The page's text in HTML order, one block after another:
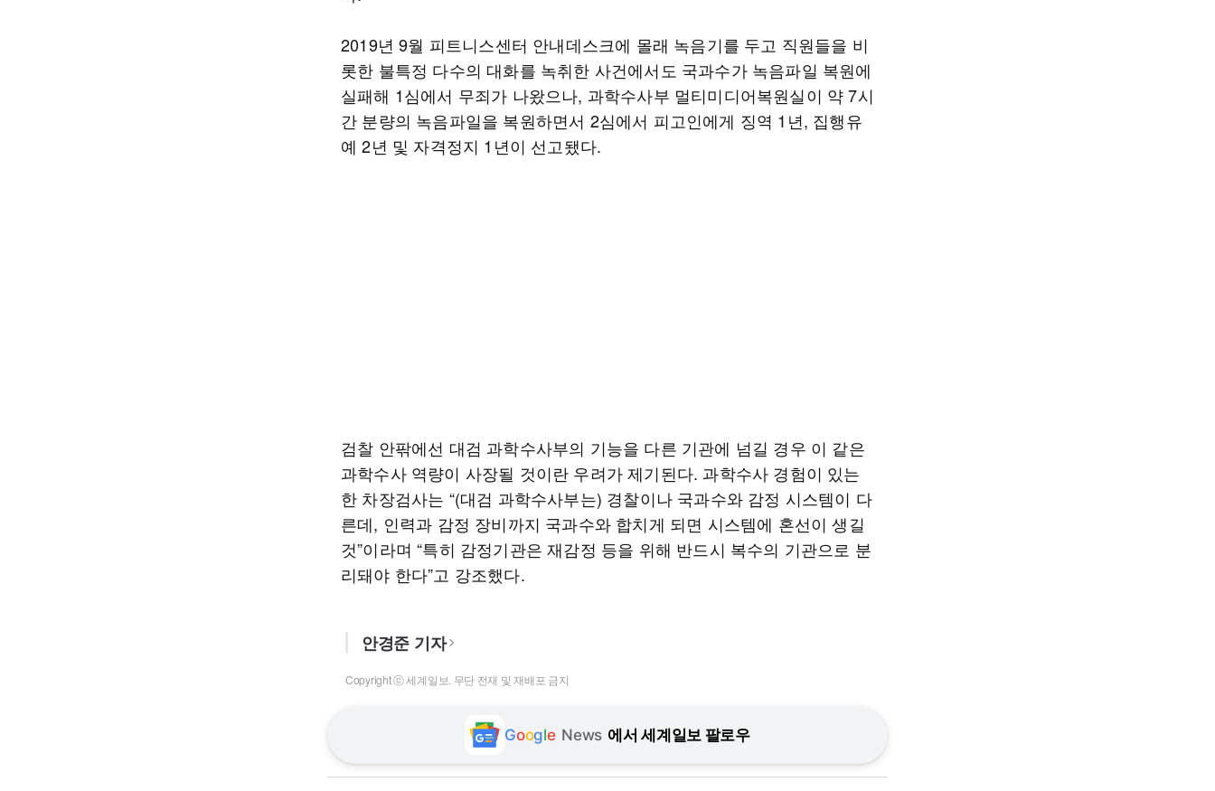
2019년 9월 피트니스센터 안내데스크에 몰래 녹음기를 두고 직원들을 비
롯한 불특정 다수의 대화를 녹취한 사건에서도 국과수가 녹음파일 복원에
실패해 1심에서 무죄가 나왔으나, 과학수사부 멀티미디어복원실이 약 7시
간 분량의 녹음파일을 복원하면서 2심에서 피고인에게 징역 1년, 집행유
예 2년 및 자격정지 1년이 선고됐다.
검찰 안팎에선 대검 과학수사부의 기능을 다른 기관에 넘길 경우 이 같은
과학수사 역량이 사장될 것이란 우려가 제기된다. 과학수사 경험이 있는
한 차장검사는 “(대검 과학수사부는) 경찰이나 국과수와 감정 시스템이 다
른데, 인력과 감정 장비까지 국과수와 합치게 되면 시스템에 혼선이 생길
것”이라며 “특히 감정기관은 재감정 등을 위해 반드시 복수의 기관으로 분
리돼야 한다”고 강조했다.
안경준 기자
Copyright ⓒ 세계일보. 무단 전재 및 재배포 금지
Google News 에서 세계일보 팔로우